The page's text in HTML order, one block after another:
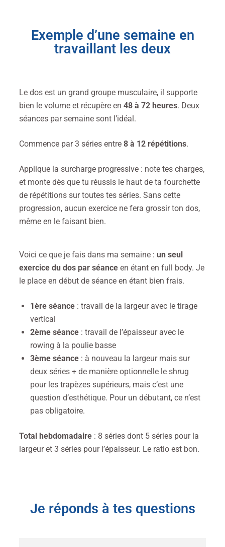
Exemple d’une semaine en
travaillant les deux
Le dos est un grand groupe musculaire, il supporte
bien le volume et récupère en 48 à 72 heures. Deux
séances par semaine sont l’idéal.
Commence par 3 séries entre 8 à 12 répétitions.
Applique la surcharge progressive : note tes charges,
et monte dès que tu réussis le haut de ta fourchette
de répétitions sur toutes tes séries. Sans cette
progression, aucun exercice ne fera grossir ton dos,
même en le faisant bien.
Voici ce que je fais dans ma semaine : un seul
exercice du dos par séance en étant en full body. Je
le place en début de séance en étant bien frais.
1ère séance : travail de la largeur avec le tirage
vertical
2ème séance : travail de l’épaisseur avec le
rowing à la poulie basse
3ème séance : à nouveau la largeur mais sur
deux séries + de manière optionnelle le shrug
pour les trapèzes supérieurs, mais c’est une
question d’esthétique. Pour un débutant, ce n’est
pas obligatoire.
Total hebdomadaire : 8 séries dont 5 séries pour la
largeur et 3 séries pour l’épaisseur. Le ratio est bon.
Je réponds à tes questions